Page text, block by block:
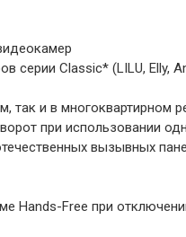
Classic* (LILU, Elly,
так и в многоквартирном
при использовании
вызывных
Hands-Free при